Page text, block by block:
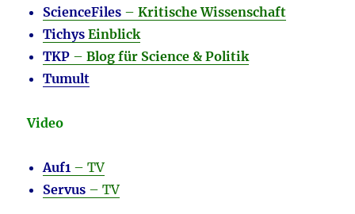
ScienceFiles –Kritische Wissenschaft
Tichys Einblick
TKP –Blog für Science & Politik
Tumult
Video
Auf1 – TV
Servus – TV